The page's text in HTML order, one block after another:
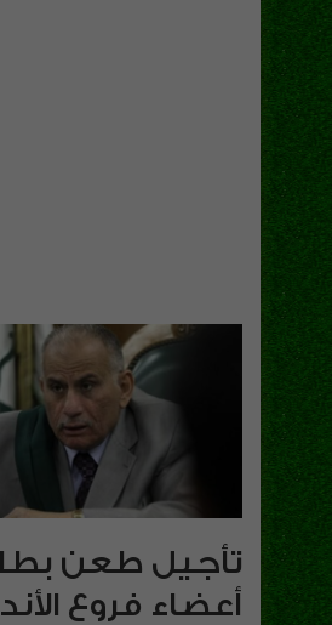
تأجيل طعن
أعضاء فروع